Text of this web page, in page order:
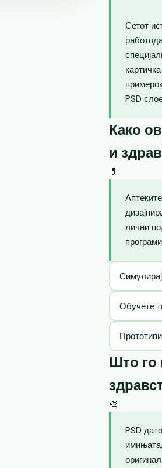
Сетот
PSD
Како
и
💊
лични
Обучете
Што го
🎨
PSD